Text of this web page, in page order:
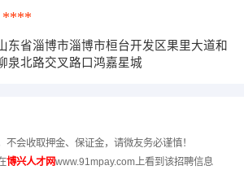
****
东省淄博市淄博市桓台开发区果里大道和
泉北路交叉路口鸿嘉星城
不会收取押金、保证金，请微友务必谨慎！
博兴人才网www.91mpay.com上看到该招聘信息